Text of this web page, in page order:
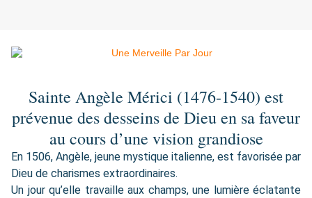
Sainte Angèle Mérici (1476-1540) est
prévenue des desseins de Dieu en sa faveur
au cours d’une vision grandiose
En 1506, Angèle, jeune mystique italienne, est favorisée par
Dieu de charismes extraordinaires.
Un jour qu’elle travaille aux champs, une lumière éclatante